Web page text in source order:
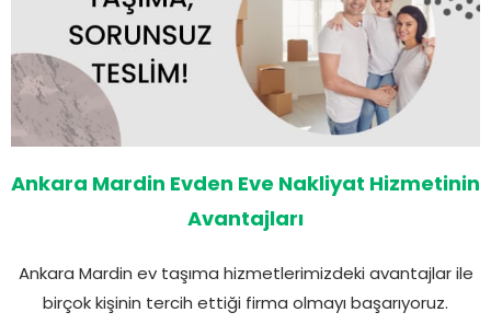
Ankara Mardin Evden Eve Nakliyat Hizmetinin
Avantajları
Ankara Mardin ev taşıma hizmetlerimizdeki avantajlar ile
birçok kişinin tercih ettiği firma olmayı başarıyoruz.